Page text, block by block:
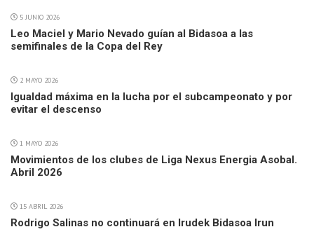
5 JUNIO 2026
Leo Maciel y Mario Nevado guían al Bidasoa a las
semifinales de la Copa del Rey
2 MAYO 2026
Igualdad máxima en la lucha por el subcampeonato y por
evitar el descenso
1 MAYO 2026
Movimientos de los clubes de Liga Nexus Energia Asobal.
Abril 2026
15 ABRIL 2026
Rodrigo Salinas no continuará en Irudek Bidasoa Irun